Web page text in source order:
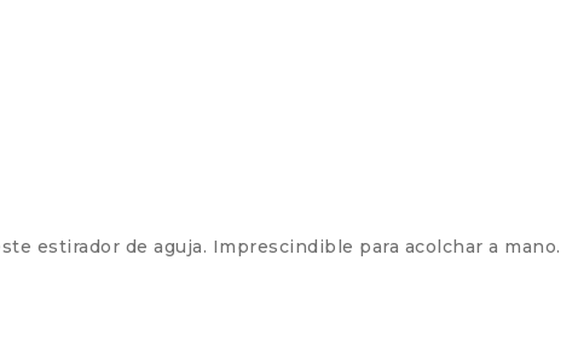
estirador de aguja. Imprescindible para acolchar a mano.